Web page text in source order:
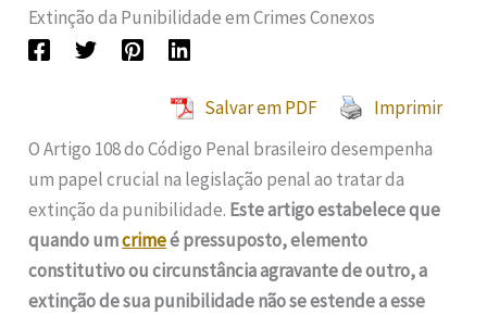
Extinção da Punibilidade em Crimes Conexos
Salvar em PDF
Imprimir
O Artigo 108 do Código Penal brasileiro desempenha
um papel crucial na legislação penal ao tratar da
extinção da punibilidade. Este artigo estabelece que
quando umcrimeé pressuposto, elemento
constitutivo ou circunstância agravante de outro, a
extinção de sua punibilidade não se estende a esse